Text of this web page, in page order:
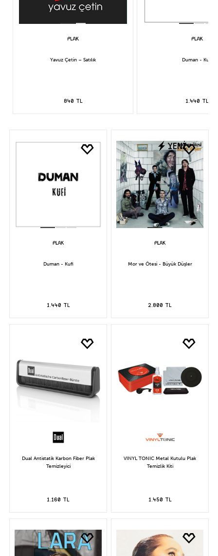
Yavuz Çetin – Satılık
840 TL
Duman - Kufi
1.440 TL
Duman - Kufi
1.440 TL
YENİ
Mor ve Ötesi - Büyük Düşler
2.800 TL
Dual Antistatik Karbon Fiber Plak
Temizleyici
1.160 TL
VINYL TONIC Metal Kutulu Plak
Temizlik Kiti
1.450 TL